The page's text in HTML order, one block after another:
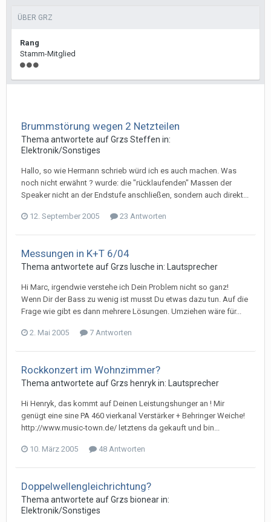
ÜBER GRZ
Rang
Stamm-Mitglied
Brummstörung wegen 2 Netzteilen
Thema antwortete aufGrzs Steffen in:
Elektronik/Sonstiges
Hallo, so wie Hermann schrieb würd ich es auch machen. Was
noch nicht erwähnt ? wurde: die "rücklaufenden" Massen der
Speaker nicht an der Endstufe anschließen, sondern auch direkt...
12. September 2005 23 Antworten
Messungen in K+T 6/04
Thema antwortete aufGrzs lusche in: Lautsprecher
Hi Marc, irgendwie verstehe ich Dein Problem nicht so ganz!
Wenn Dir der Bass zu wenig ist musst Du etwas dazu tun. Auf die
Frage wie gibt es dann mehrere Lösungen. Umziehen wäre für...
2. Mai 2005 7 Antworten
Rockkonzert im Wohnzimmer?
Thema antwortete aufGrzs henrykin: Lautsprecher
Hi Henryk, das kommt auf Deinen Leistungshunger an ! Mir
genügt eine sine PA 460 vierkanal Verstärker + Behringer Weiche!
http://www.music-town.de/ letztens da gekauft und bin...
10. März 2005 48 Antworten
Doppelwellengleichrichtung?
Thema antwortete aufGrzs bionearin:
Elektronik/Sonstiges